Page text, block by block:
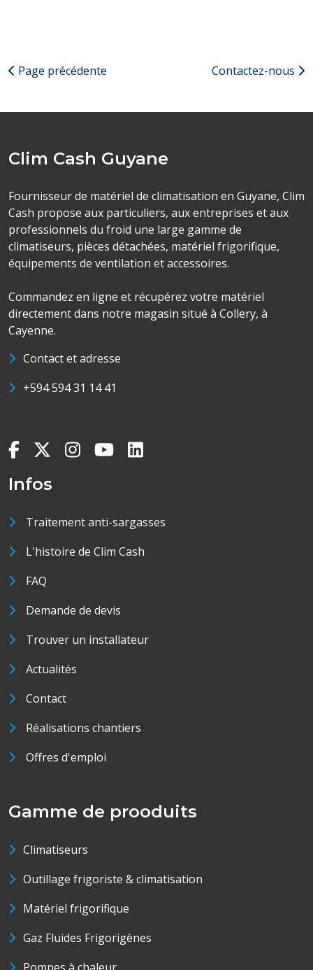
Page précédente Contactez-nous
Clim Cash Guyane
Fournisseur de matériel de climatisation en Guyane, Clim
Cash propose aux particuliers, aux entreprises et aux
professionnels du froid une large gamme de
climatiseurs, pièces détachées, matériel frigorifique,
équipements de ventilation et accessoires.
Commandez en ligne et récupérez votre matériel
directement dans notre magasin situé à Collery, à
Cayenne.
Contact et adresse
+594 594 31 14 41
Infos
Traitement anti-sargasses
L'histoire de Clim Cash
FAQ
Demande de devis
Trouver un installateur
Actualités
Contact
Réalisations chantiers
Offres d'emploi
Gamme de prooduits
Climatiseurs
Outillage frigoriste & climatisation
Matériel frigorifique
Gaz Fluides Frigorigènes